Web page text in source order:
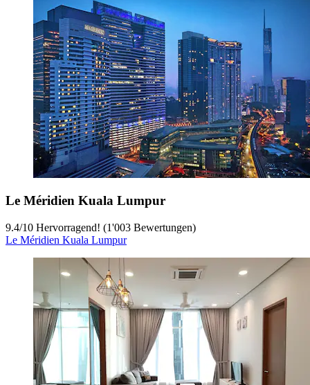
Le Méridien Kuala Lumpur
9.4/10 Hervorragend! (1'003 Bewertungen)
Le Méridien Kuala Lumpur